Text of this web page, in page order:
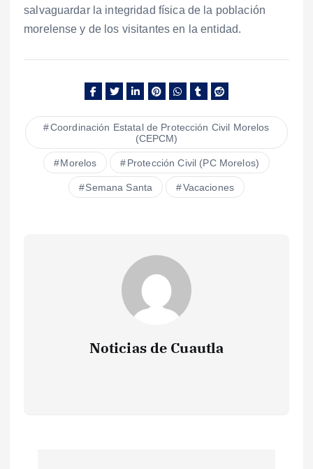
salvaguardar la integridad física de la población
morelense y de los visitantes en la entidad.
Coordinación Estatal de Protección Civil Morelos
(CEPCM)
Morelos Protección Civil (PC Morelos)
Semana Santa Vacaciones
Noticias de Cuautla